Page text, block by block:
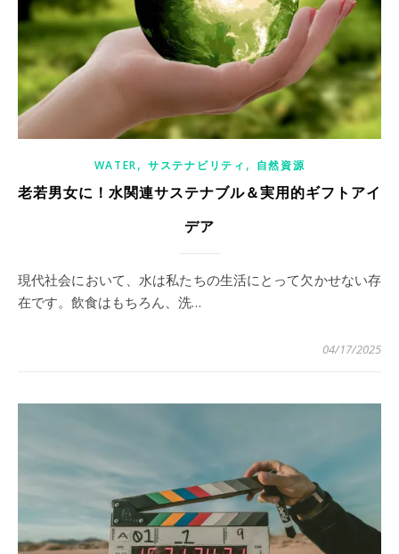
WATER,サステナビリティ , 自然資源
老若男女に！水関連サステナブル＆実用的ギフトアイ
デア
現代社会において、水は私たちの生活にとって欠かせない存
在です。飲食はもちろん、洗…
04/17/2025